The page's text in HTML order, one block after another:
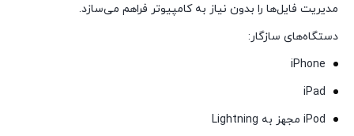
مدیریت فایل‌ها را بدون نیاز به کامپیوتر فراهم می‌سازد.
دستگاه‌های سازگار:
iPhone
iPad
iPod مجهز به Lightning